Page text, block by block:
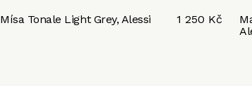
Mísa Tonale Light Grey, Alessi 1 250 Kč